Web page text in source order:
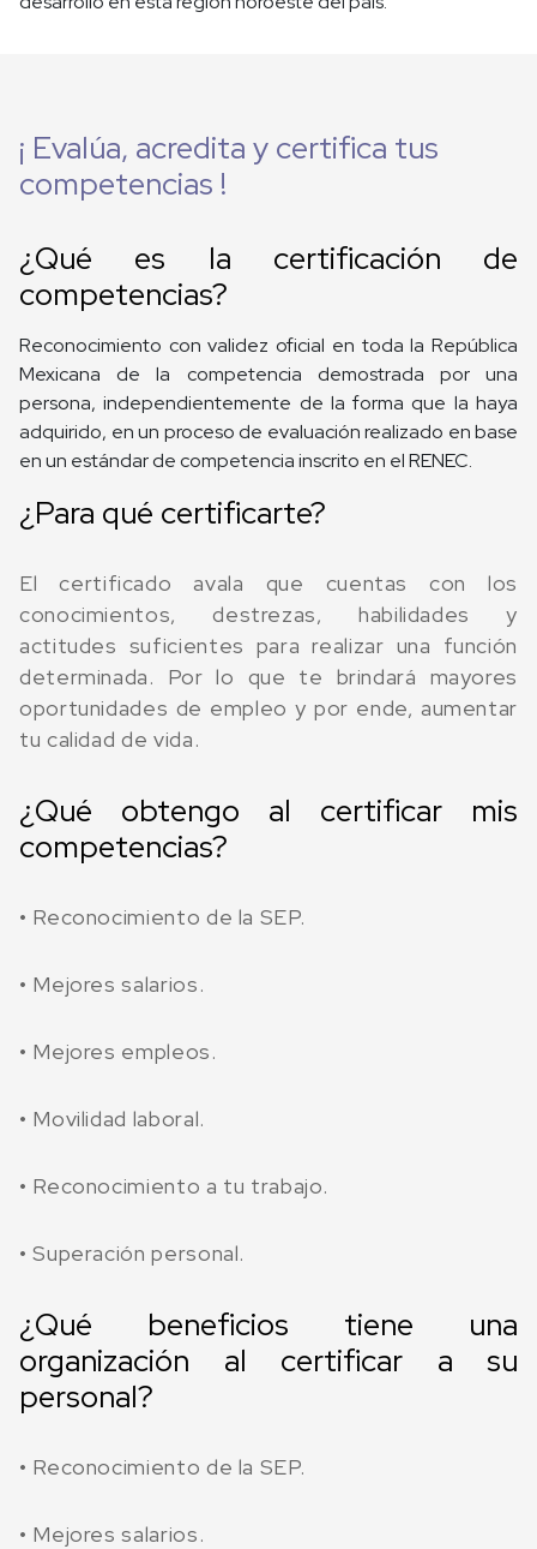
¡ Evalúa, acredita y certifica tus
competencias !
¿Qué es la certificación de
competencias?
Reconocimiento con validez oficial en toda la República
Mexicana de la competencia demostrada por una
persona, independientemente de la forma que la haya
adquirido, en un proceso de evaluación realizado en base
en un estándar de competencia inscrito en el RENEC.
¿Para qué certificarte?
El certificado avala que cuentas con los
conocimientos, destrezas, habilidades y
actitudes suficientes para realizar una función
determinada. Por lo que te brindará mayores
oportunidades de empleo y por ende, aumentar
tu calidad de vida.
¿Qué obtengo al certificar mis
competencias?
• Reconocimiento de la SEP.
• Mejores salarios.
• Mejores empleos.
• Movilidad laboral.
• Reconocimiento a tu trabajo.
• Superación personal.
¿Qué beneficios tiene una
organización al certificar a su
personal?
• Reconocimiento de la SEP.
• Mejores salarios.